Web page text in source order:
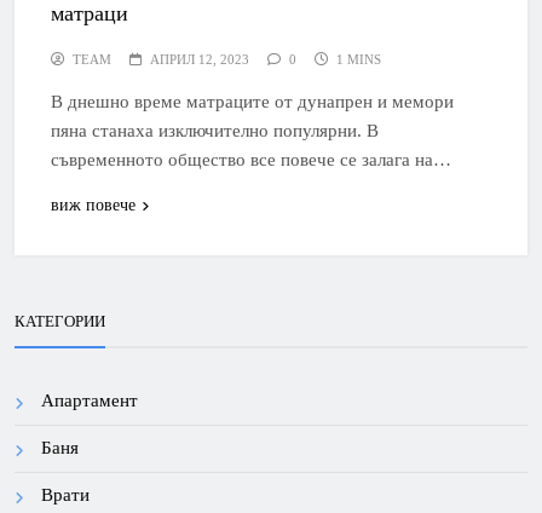
матраци
TEAM АПРИЛ 12, 2023 0 1 MINS
В днешно време матраците от дунапрен и мемори
пяна станаха изключително популярни. В
съвременното общество все повече се залага на…
виж повече
КАТЕГОРИИ
Апартамент
Баня
Врати